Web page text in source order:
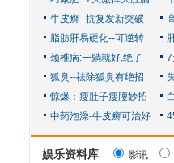
娱乐资料库 影讯